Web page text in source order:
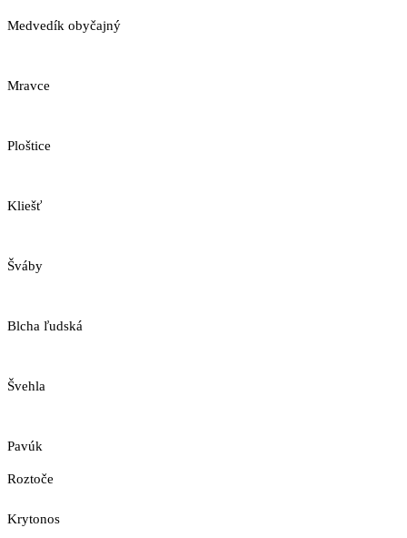
Medvedík obyčajný
Mravce
Ploštice
Kliešť
Šváby
Blcha ľudská
Švehla
Pavúk
Roztoče
Krytonos